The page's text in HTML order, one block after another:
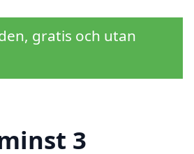
gratis och utan
3